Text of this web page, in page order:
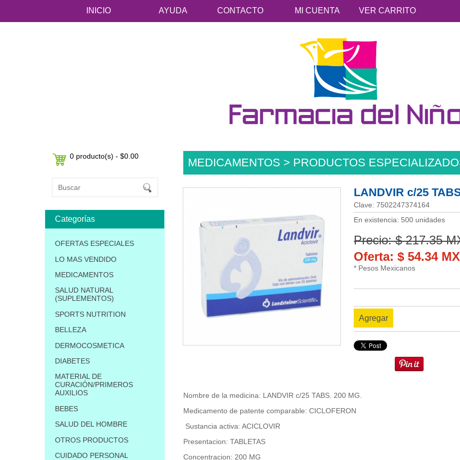
INICIO AYUDA CONTACTO MI CUENTA VER CARRITO
0 producto(s) - $0.00
Categorías
OFERTAS ESPECIALES
LO MAS VENDIDO
MEDICAMENTOS
SALUD NATURAL
(SUPLEMENTOS)
SPORTS NUTRITION
BELLEZA
DERMOCOSMETICA
DIABETES
MATERIAL DE
CURACIÓN/PRIMEROS
AUXILIOS
BEBES
SALUD DEL HOMBRE
OTROS PRODUCTOS
CUIDADO PERSONAL
MEDICAMENTOS > PRODUCTOS
LANDVIR c/25
Clave: 7502247374164
En existencia: 500 unidades
Precio: $ 217.35
Oferta: $ 54.34
* Pesos Mexicanos
Agregar
Nombre de la medicina: LANDVIR c/25 TABS. 200 MG.
Medicamento de patente comparable: CICLOFERON
Sustancia activa: ACICLOVIR
Presentacion: TABLETAS
Concentracion: 200 MG